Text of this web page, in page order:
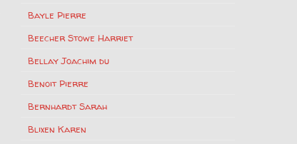
Bayle Pierre
Beecher Stowe Harriet
Bellay Joachim du
Benoit Pierre
Bernhardt Sarah
Blixen Karen